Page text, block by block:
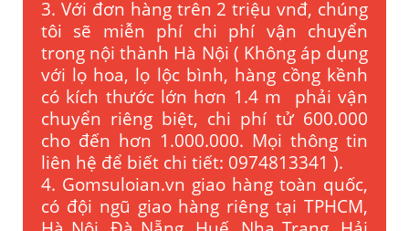
3. Với đơn hàng trên 2 triệu vnđ, chúng
tôi sẽ miễn phí chi phí vận chuyển
trong nội thành Hà Nội ( Không áp dụng
với lọ hoa, lọ lộc bình, hàng cồng kềnh
có kích thước lớn hơn 1.4 m phải vận
chuyển riêng biệt, chi phí tử 600.000
cho đến hơn 1.000.000. Mọi thông tin
liên hệ để biết chi tiết: 0974813341 ).
4. Gomsuloian.vn giao hàng toàn quốc,
có đội ngũ giao hàng riêng tại TPHCM,